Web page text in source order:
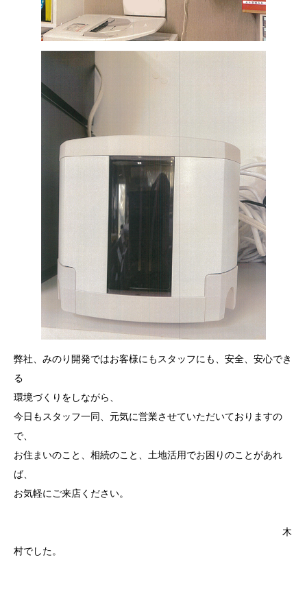
弊社、みのり開発ではお客様にもスタッフにも、安全、安心でき
る
環境づくりをしながら、
今日もスタッフ一同、元気に営業させていただいておりますの
で、
お住まいのこと、相続のこと、土地活用でお困りのことがあれ
ば、
お気軽にご来店ください。
木
村でした。